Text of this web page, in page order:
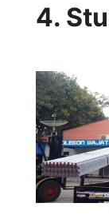
4.